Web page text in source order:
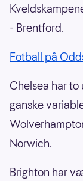
- Brentford.
Fotball på
Chelsea har
ganske
Norwich.
Brighton har